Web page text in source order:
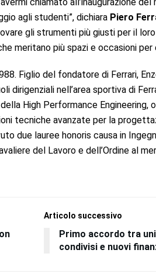
agli studenti”, dichiara Piero
gli strumenti più giusti per il
meritano più spazi e occasioni per
Figlio del fondatore di Ferrari,
dirigenziali nell’area sportiva di
High Performance Engineering,
tecniche avanzate per la
due lauree honoris causa in
del Lavoro e dell’Ordine al
Articolo successivo
Primo accordo tra
condivisi e nuovi